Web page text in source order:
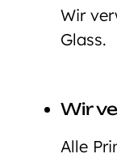
Wir
Glass.
Wir
Alle